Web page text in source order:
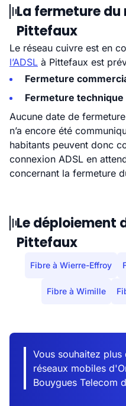
La fermeture du
Pittefaux
Le réseau cuivre est en
l’ADSL à Pittefaux est
Fermeture
Fermeture technique
Aucune date de
n’a encore été
habitants peuvent donc
connexion ADSL en
concernant la fermeture
Le déploiement
Pittefaux
Fibre à Wierre-Effroy
Fibre à Wimille
Vous souhaitez
réseaux mobiles
Bouygues Telecom